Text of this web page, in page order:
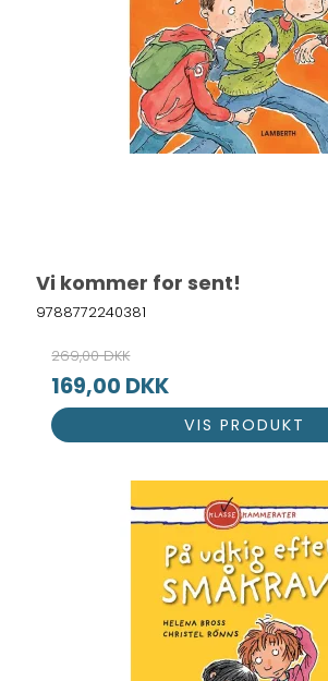
Vi kommer for sent!
9788772240381
269,00 DKK
169,00 DKK
VIS PRODUKT